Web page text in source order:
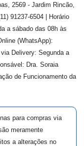
2569 - Jardim Rincão,
91237-6504 | Horário
a sábado das 08h às
(WhatsApp):
Delivery: Segunda a
Dra. Soraia
de Funcionamento da
para compras via
meramente
a alterações no